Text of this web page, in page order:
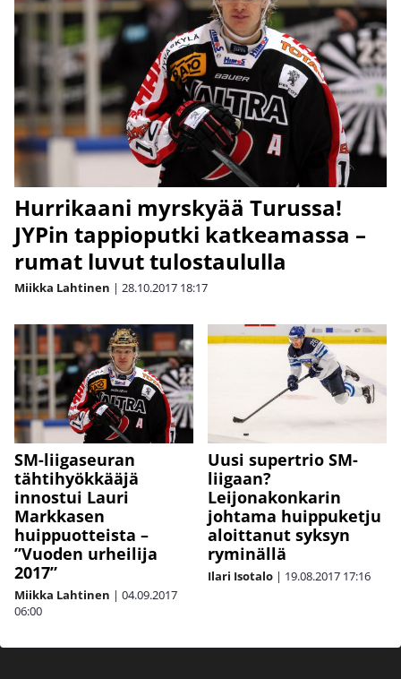
Hurrikaani myrskyää Turussa!
JYPin tappioputki katkeamassa –
rumat luvut tulostaululla
Miikka Lahtinen | 28.10.2017 18:17
SM-liigaseuran
tähtihyökkääjä
innostui Lauri
Markkasen
huippuotteista –
”Vuoden urheilija
2017”
Miikka Lahtinen | 04.09.2017
06:00
Uusi supertrio SM-
liigaan?
Leijonakonkarin
johtama huippuketju
aloittanut syksyn
ryminällä
Ilari Isotalo | 19.08.2017 17:16